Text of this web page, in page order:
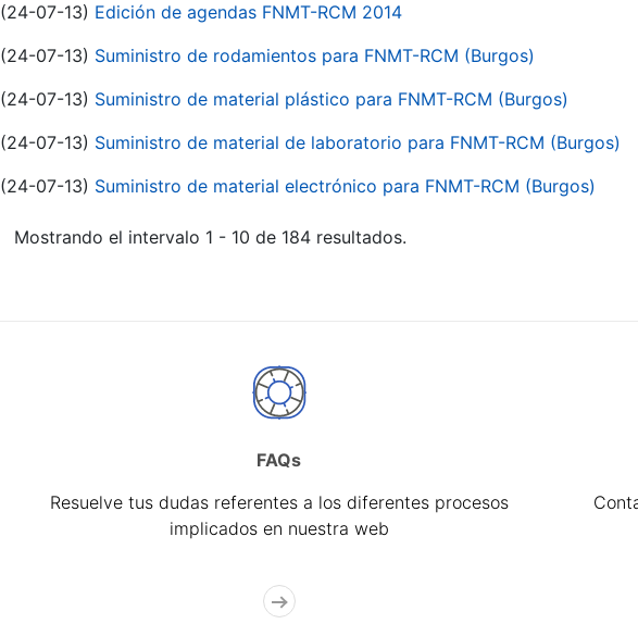
(24-07-13) Edición de agendas FNMT-RCM 2014
(24-07-13) Suministro de rodamientos para FNMT-RCM (Burgos)
(24-07-13) Suministro de material plástico para FNMT-RCM (Burgos)
(24-07-13) Suministro de material de laboratorio para FNMT-RCM (Burgos)
(24-07-13) Suministro de material electrónico para FNMT-RCM (Burgos)
Mostrando el intervalo 1 - 10 de 184 resultados.
FAQs
Resuelve tus dudas referentes a los diferentes procesos
implicados en nuestra web